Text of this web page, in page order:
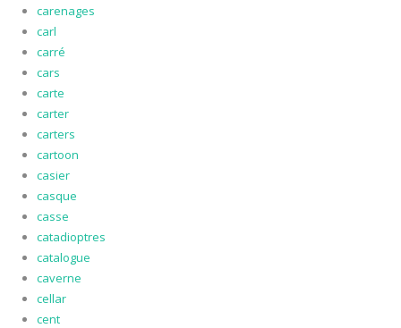
carenages
carl
carré
cars
carte
carter
carters
cartoon
casier
casque
casse
catadioptres
catalogue
caverne
cellar
cent